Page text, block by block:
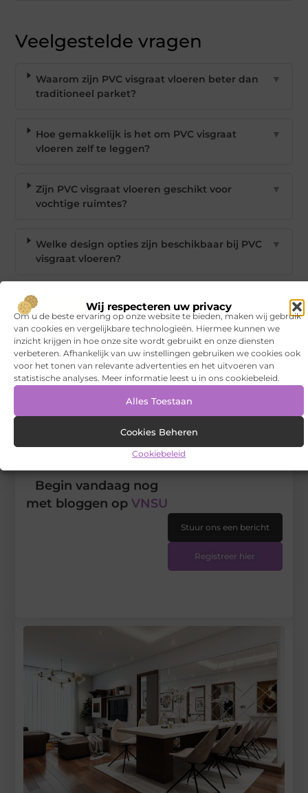
Wij respecteren uw privacy
Om u de beste ervaring op onze website te bieden, maken wij gebruik
van cookies en vergelijkbare technologieën. Hiermee kunnen we
inzicht krijgen in hoe onze site wordt gebruikt en onze diensten
verbeteren. Afhankelijk van uw instellingen gebruiken we cookies ook
voor het tonen van relevante advertenties en het uitvoeren van
statistische analyses. Meer informatie leest u in ons cookiebeleid.
Alles Toestaan
Cookies Beheren
Cookiebeleid
Veelgestelde vragen
Waarom zijn PVC visgraat vloeren beter dan
traditioneel parket?
▼
Hoe gemakkelijk is het om PVC visgraat
vloeren zelf te leggen?
▼
Zijn PVC visgraat vloeren geschikt voor
vochtige ruimtes?
▼
Welke design opties zijn beschikbaar bij PVC
visgraat vloeren?
▼
Bieden PVC visgraat vloeren geluidsisolatie?
Goed artikel? Deel hem dan op:
X
(Twitter)
Facebook Pinterest LinkedIn Email
DEEL DIT:
Begin vandaag nog
met bloggen op VNSU
Stuur ons een bericht
Registreer hier